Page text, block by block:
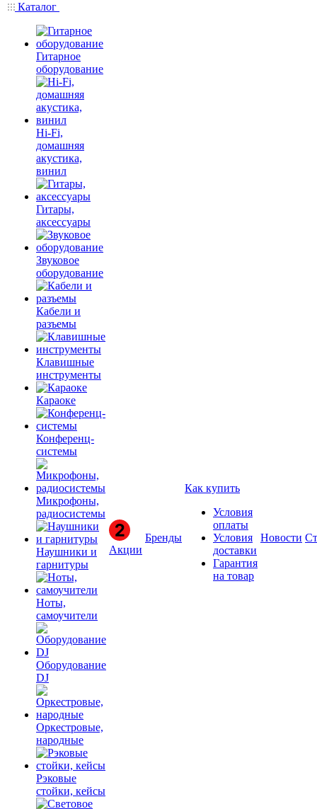
Каталог
Гитарное
оборудование
Hi-Fi,
домашняя
акустика,
винил
Гитары,
аксессуары
Звуковое
оборудование
Кабели и
разъемы
Клавишные
инструменты
Караоке
Конференц-
системы
Микрофоны,
радиосистемы
Наушники и
гарнитуры
Ноты,
самоучители
Оборудование
DJ
Оркестровые,
народные
Рэковые
стойки, кейсы
Акции
Бренды
Как купить
Условия
оплаты
Условия
доставки
Гарантия
на товар
Новости